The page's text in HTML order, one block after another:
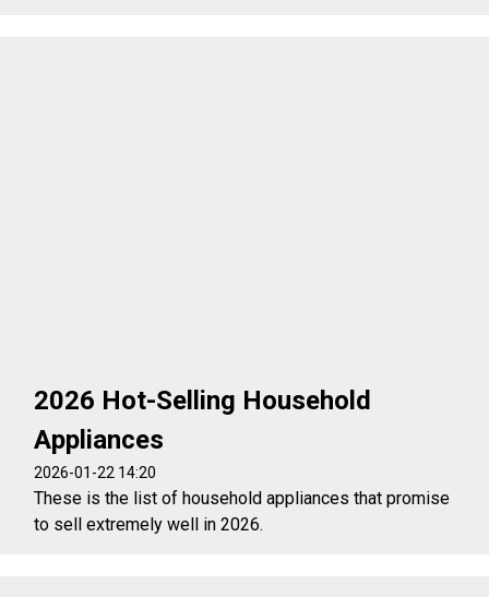
2026 Hot-Selling Household
Appliances
2026-01-22 14:20
These is the list of household appliances that promise
to sell extremely well in 2026.